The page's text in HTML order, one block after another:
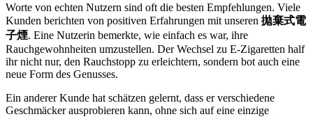
Worte von echten Nutzern sind oft die besten Empfehlungen. Viele
Kunden berichten von positiven Erfahrungen mit unseren 拋棄式電
子煙. Eine Nutzerin bemerkte, wie einfach es war, ihre
Rauchgewohnheiten umzustellen. Der Wechsel zu E-Zigaretten half
ihr nicht nur, den Rauchstopp zu erleichtern, sondern bot auch eine
neue Form des Genusses.
Ein anderer Kunde hat schätzen gelernt, dass er verschiedene
Geschmäcker ausprobieren kann, ohne sich auf eine einzige